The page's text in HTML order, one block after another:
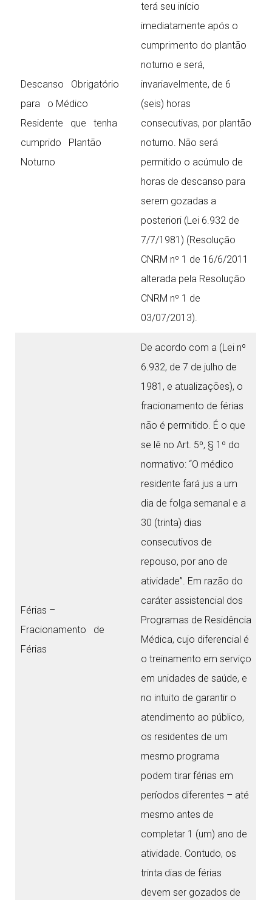
Descanso Obrigatório
para o Médico
Residente que tenha
cumprido Plantão
Noturno
terá seu início
imediatamente após o
cumprimento do plantão
noturno e será,
invariavelmente, de 6
(seis) horas
consecutivas, por plantão
noturno. Não será
permitido o acúmulo de
horas de descanso para
serem gozadas a
posteriori (Lei 6.932 de
7/7/1981) (Resolução
CNRM nº 1 de 16/6/2011
alterada pela Resolução
CNRM nº 1 de
03/07/2013).
Férias –
Fracionamento de
Férias
De acordo com a (Lei nº
6.932, de 7 de julho de
1981, e atualizações), o
fracionamento de férias
não é permitido. É o que
se lê no Art. 5º, § 1º do
normativo: “O médico
residente fará jus a um
dia de folga semanal e a
30 (trinta) dias
consecutivos de
repouso, por ano de
atividade”. Em razão do
caráter assistencial dos
Programas de Residência
Médica, cujo diferencial é
o treinamento em serviço
em unidades de saúde, e
no intuito de garantir o
atendimento ao público,
os residentes de um
mesmo programa
podem tirar férias em
períodos diferentes – até
mesmo antes de
completar 1 (um) ano de
atividade. Contudo, os
trinta dias de férias
devem ser gozados de